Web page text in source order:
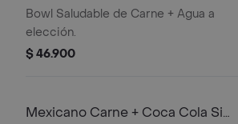
Manantial
Bowl Saludable de Carne + Agua a
elección.
$ 46.900
Mexicano Carne + Coca Cola Sin